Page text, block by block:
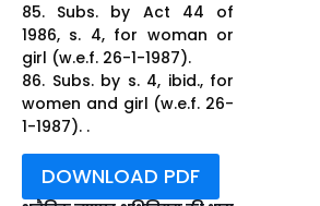
85. Subs. by Act 44 of
1986, s. 4, for woman or
girl (w.e.f. 26-1-1987).
86. Subs. by s. 4, ibid., for
women and girl (w.e.f. 26-
1-1987). .
DOWNLOAD PDF